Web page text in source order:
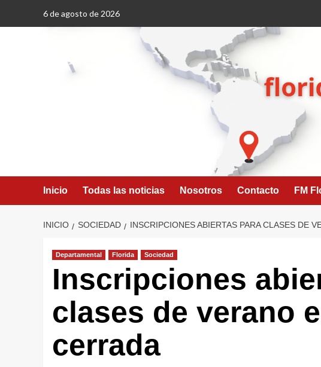
6 de agosto de 2026
Inicio Todas las noticias Nosotros Contacto FM
INICIO SOCIEDAD INSCRIPCIONES ABIERTAS PARA CLASES DE
Departamental Florida Sociedad
Inscripciones
clases de verano
cerrada